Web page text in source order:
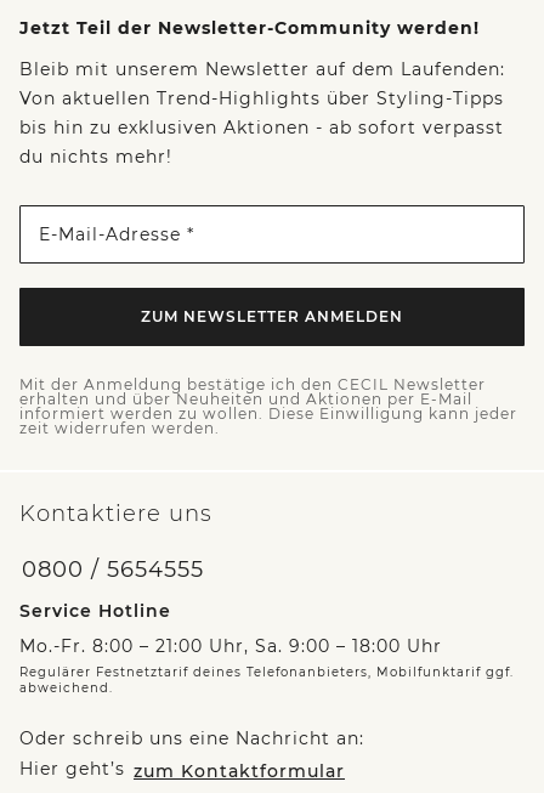
Jetzt Teil der Newsletter-Community werden!
Bleib mit unserem Newsletter auf dem Laufenden:
Von aktuellen Trend-Highlights über Styling-Tipps
bis hin zu exklusiven Aktionen - ab sofort verpasst
du nichts mehr!
E-Mail-Adresse *
ZUM NEWSLETTER ANMELDEN
Mit der Anmeldung bestätige ich den CECIL Newsletter
erhalten und über Neuheiten und Aktionen per E-Mail
informiert werden zu wollen. Diese Einwilligung kann jeder
zeit widerrufen werden.
Kontaktiere uns
0800 / 5654555
Service Hotline
Mo.-Fr. 8:00 – 21:00 Uhr, Sa. 9:00 – 18:00 Uhr
Regulärer Festnetztarif deines Telefonanbieters, Mobilfunktarif ggf.
abweichend.
Oder schreib uns eine Nachricht an:
Hier geht’s zum Kontaktformular